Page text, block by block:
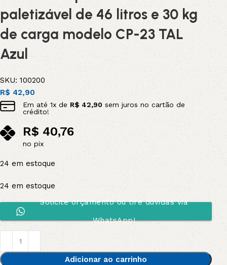
paletizável de 46 litros e 30 kg
de carga modelo CP-23 TAL
Azul
SKU:100200
R$ 42,90
Em até1x deR$ 42,90 sem juros no cartão de
crédito!
R$40,76
no pix
24 em estoque
24 em estoque
Solicite orçamento ou tire dúvidas via
WhatsApp!
Adicionar ao carrinho